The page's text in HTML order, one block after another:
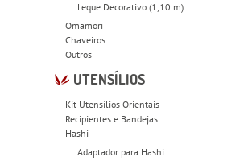
Leque Decorativo (1,10 m)
Omamori
Chaveiros
Outros
UTENSÍLIOS
Kit Utensílios Orientais
Recipientes e Bandejas
Hashi
Adaptador para Hashi